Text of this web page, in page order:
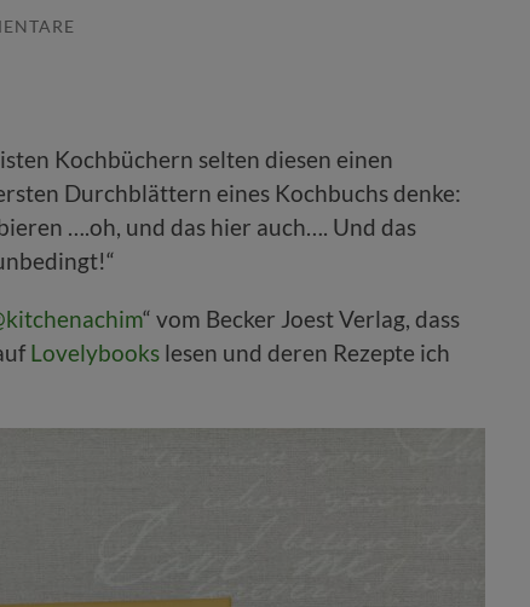
Kochbüchern selten diesen einen
Durchblättern eines Kochbuchs denke:
….oh, und das hier auch…. Und das
“ vom Becker Joest Verlag, dass
Lovelybooks lesen und deren Rezepte ich